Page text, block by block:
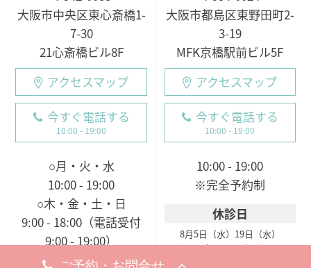
大阪市中央区東心斎橋1-
7-30
21心斎橋ビル8F
アクセスマップ
今すぐ電話する
10:00 - 19:00
○月・火・水
10:00 - 19:00
○木・金・土・日
9:00 - 18:00（電話受付
9:00 - 19:00）
※完全予約制
大阪市都島区東野田町2-
3-19
MFK京橋駅前ビル5F
アクセスマップ
今すぐ電話する
10:00 - 19:00
10:00 - 19:00
※完全予約制
休診日
8月5日（水） 19日（水）
※お問い合わせ・ご予約のお電